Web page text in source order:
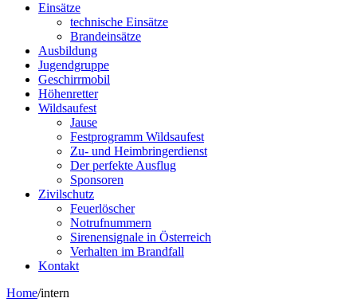
Einsätze
technische Einsätze
Brandeinsätze
Ausbildung
Jugendgruppe
Geschirrmobil
Höhenretter
Wildsaufest
Jause
Festprogramm Wildsaufest
Zu- und Heimbringerdienst
Der perfekte Ausflug
Sponsoren
Zivilschutz
Feuerlöscher
Notrufnummern
Sirenensignale in Österreich
Verhalten im Brandfall
Kontakt
Home/intern